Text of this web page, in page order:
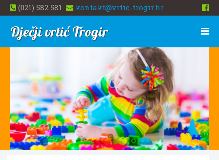
(021) 582 581 kontakt@vrtic-trogir.hr
Dječji vrtić Trogir